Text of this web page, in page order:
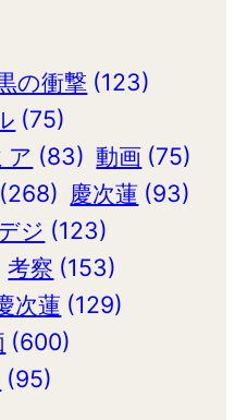
の衝撃 (123)
(75)
ア (83) 動画 (75)
(268) 慶次蓮 (93)
ジ (123)
考察 (153)
次蓮 (129)
(600)
(95)